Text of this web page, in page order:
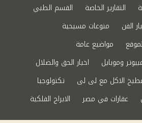
التقارير الخاصة
القسم الطبي
الفن
منوعات مسيحية
مواضيع عامة
وموبايل
اخبار الحق والضلال
الاكل مع لى لى
تكنولوجيا
عقارات في مصر
الابراج الفلكية